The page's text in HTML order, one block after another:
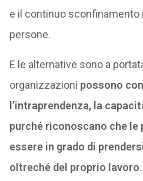
e il continuo sconfinamento
persone.
E le alternative sono a
organizzazioni possono
l’intraprendenza, la
purché riconoscano che le
essere in grado di
oltreché del proprio lavoro